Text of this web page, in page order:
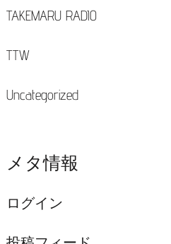
TAKEMARU RADIO
TTW
Uncategorized
メタ情報
ログイン